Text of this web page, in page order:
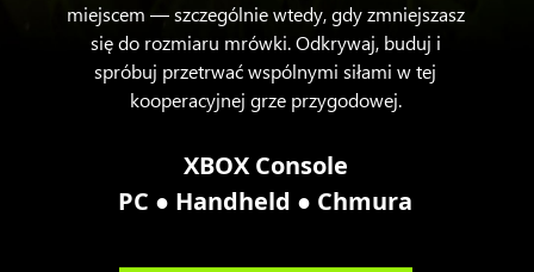
miejscem — szczególnie wtedy, gdy zmniejszasz
się do rozmiaru mrówki. Odkrywaj, buduj i
spróbuj przetrwać wspólnymi siłami w tej
kooperacyjnej grze przygodowej.
XBOX Console
PC ● Handheld ● Chmura